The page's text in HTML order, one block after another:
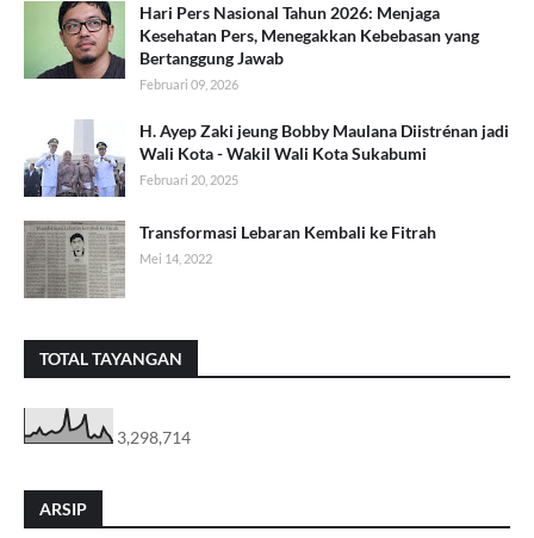
Hari Pers Nasional Tahun 2026: Menjaga
Kesehatan Pers, Menegakkan Kebebasan yang
Bertanggung Jawab
Februari 09, 2026
H. Ayep Zaki jeung Bobby Maulana Diistrénan jadi
Wali Kota - Wakil Wali Kota Sukabumi
Februari 20, 2025
Transformasi Lebaran Kembali ke Fitrah
Mei 14, 2022
TOTAL TAYANGAN
3,298,714
ARSIP